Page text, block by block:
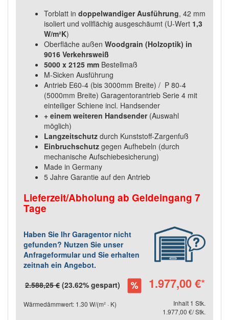
Torblatt in doppelwandiger Ausführung, 42 mm
isoliert und vollflächig ausgeschäumt (U-Wert 1,3
W/m²K)
Oberfläche außen Woodgrain (Holzoptik) in
9016 Verkehrsweiß
5000 x 2125 mm Bestellmaß
M-Sicken Ausführung
Antrieb E60-4 (bis 3000mm Breite) / P 80-4
(5000mm Breite) Garagentorantrieb Serie 4 mit
einteiliger Schiene incl. Handsender
+ einem weiteren Handsender (Auswahl
möglich)
Langzeitschutz durch Kunststoff-Zargenfuß
Einbruchschutz gegen Aufhebeln (durch
mechanische Aufschiebesicherung)
Made in Germany
5 Jahre Garantie auf den Antrieb
Lieferzeit/Abholung ab Geldeingang 7
Tage
Haben Sie Ihr Garagentor nicht
gefunden? Nutzen Sie unser
Anfrageformular und Sie erhalten
zeitnah ein Angebot.
2.588,25 € (23.62% gespart) 1.977,00 €*
Wärmedämmwert: 1.30 W/(m² · K)
Inhalt 1 Stk.
1.977,00 €/ Stk.